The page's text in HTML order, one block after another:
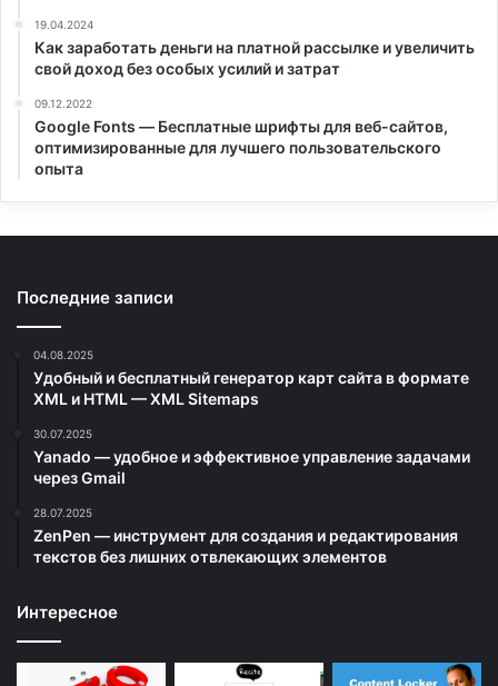
19.04.2024
Как заработать деньги на платной рассылке и увеличить
свой доход без особых усилий и затрат
09.12.2022
Google Fonts — Бесплатные шрифты для веб-сайтов,
оптимизированные для лучшего пользовательского
опыта
Последние записи
04.08.2025
Удобный и бесплатный генератор карт сайта в формате
XML и HTML — XML Sitemaps
30.07.2025
Yanado — удобное и эффективное управление задачами
через Gmail
28.07.2025
ZenPen — инструмент для создания и редактирования
текстов без лишних отвлекающих элементов
Интересное